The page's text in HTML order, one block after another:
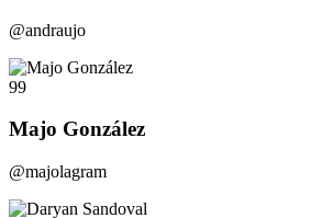
@andraujo
99
Majo González
@majolagram